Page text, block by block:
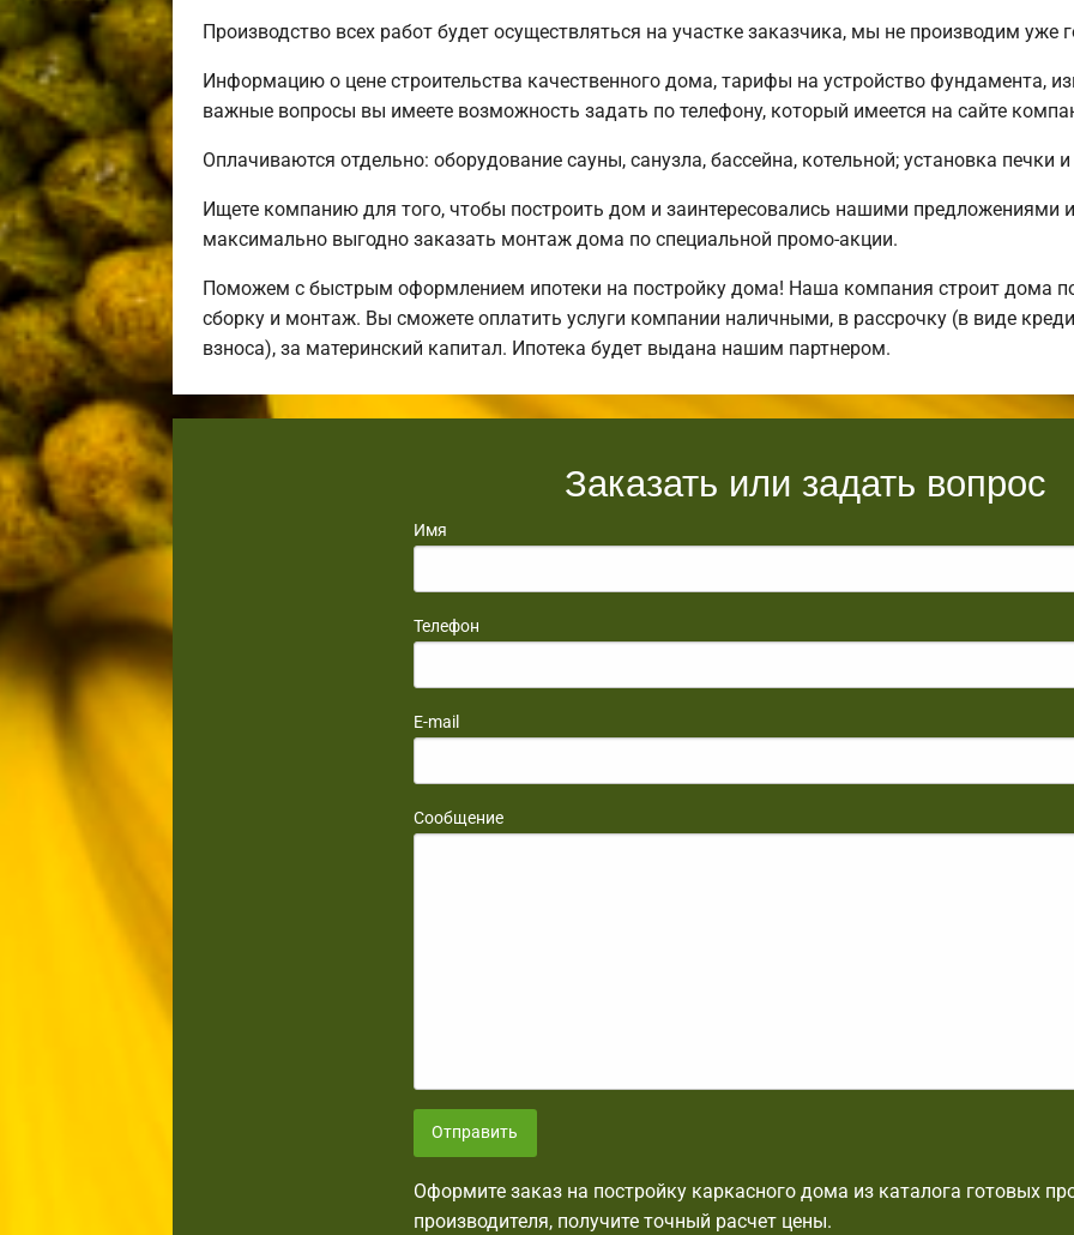
Производство всех работ будет осуществляться на участке заказчика, мы не производим
Информацию о цене строительства качественного дома, тарифы на устройство фундамента,
важные вопросы вы имеете возможность задать по телефону, который имеется на сайте
Оплачиваются отдельно: оборудование сауны, санузла, бассейна, котельной; установка печки
Ищете компанию для того, чтобы построить дом и заинтересовались нашими предложениями
максимально выгодно заказать монтаж дома по специальной промо-акции.
Поможем с быстрым оформлением ипотеки на постройку дома! Наша компания строит дома
сборку и монтаж. Вы сможете оплатить услуги компании наличными, в рассрочку (в виде
взноса), за материнский капитал. Ипотека будет выдана нашим партнером.
Заказать или задать вопрос
Имя
Телефон
E-mail
Сообщение
Отправить
Оформите заказ на постройку каркасного дома из каталога готовых
производителя, получите точный расчет цены.